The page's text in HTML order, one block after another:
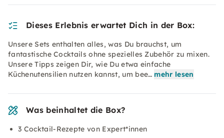
Dieses Erlebnis erwartet Dich in der Box:
Unsere Sets enthalten alles, was Du brauchst, um
fantastische Cocktails ohne spezielles Zubehör zu mixen.
Unsere Tipps zeigen Dir, wie Du etwa einfache
Küchenutensilien nutzen kannst, um bee… mehr lesen
Was beinhaltet die Box?
3 Cocktail-Rezepte von Expert*innen